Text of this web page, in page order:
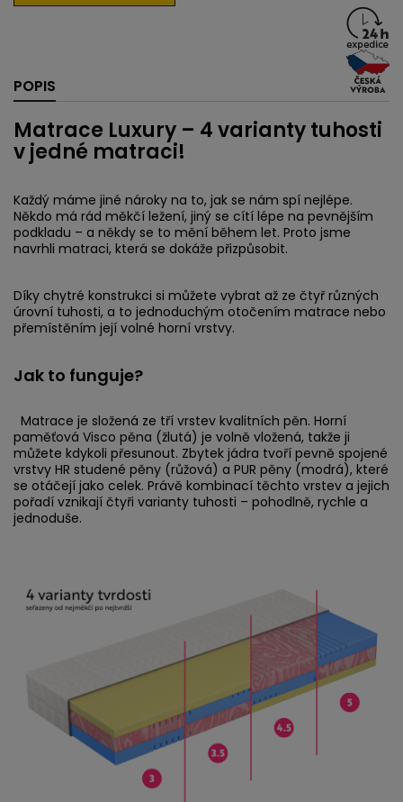
POPIS
Matrace Luxury – 4 varianty tuhosti
v jedné matraci!
Každý máme jiné nároky na to, jak se nám spí nejlépe.
Někdo má rád měkčí ležení, jiný se cítí lépe na pevnějším
podkladu – a někdy se to mění během let. Proto jsme
navrhli matraci, která se dokáže přizpůsobit.
Díky chytré konstrukci si můžete vybrat až ze čtyř různých
úrovní tuhosti, a to jednoduchým otočením matrace nebo
přemístěním její volné horní vrstvy.
Jak to funguje?
Matrace je složená ze tří vrstev kvalitních pěn. Horní
paměťová Visco pěna (žlutá) je volně vložená, takže ji
můžete kdykoli přesunout. Zbytek jádra tvoří pevně spojené
vrstvy HR studené pěny (růžová) a PUR pěny (modrá), které
se otáčejí jako celek. Právě kombinací těchto vrstev a jejich
pořadí vznikají čtyři varianty tuhosti – pohodlně, rychle a
jednoduše.